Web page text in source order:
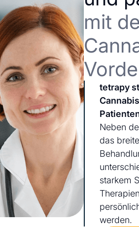
mit
tetrapy
Neben
das
starkem
werden.